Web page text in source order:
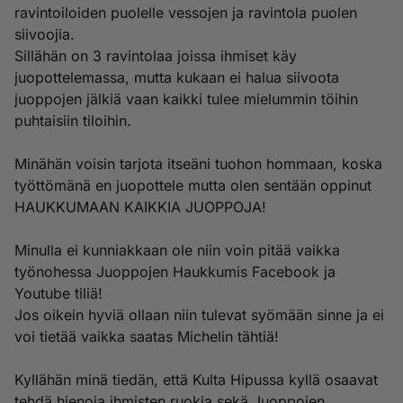
ravintoiloiden puolelle vessojen ja ravintola puolen
siivoojia.
Sillähän on 3 ravintolaa joissa ihmiset käy
juopottelemassa, mutta kukaan ei halua siivoota
juoppojen jälkiä vaan kaikki tulee mielummin töihin
puhtaisiin tiloihin.
Minähän voisin tarjota itseäni tuohon hommaan, koska
työttömänä en juopottele mutta olen sentään oppinut
HAUKKUMAAN KAIKKIA JUOPPOJA!
Minulla ei kunniakkaan ole niin voin pitää vaikka
työnohessa Juoppojen Haukkumis Facebook ja
Youtube tiliä!
Jos oikein hyviä ollaan niin tulevat syömään sinne ja ei
voi tietää vaikka saatas Michelin tähtiä!
Kyllähän minä tiedän, että Kulta Hipussa kyllä osaavat